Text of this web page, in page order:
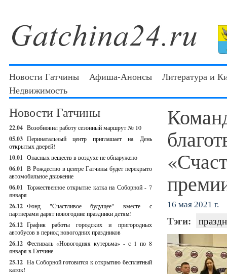
Новости Гатчины Афиша-Анонсы
Литература и
Недвижимость
Новости Гатчины
22.04 Возобновил работу сезонный маршрут № 10
05.03 Перинатальный центр приглашает на День
открытых дверей!
10.01 Опасных веществ в воздухе не обнаружено
06.01 В Рождество в центре Гатчины будет перекрыто
автомобильное движение
06.01 Торжественное открытие катка на Соборной - 7
января
26.12 Фонд "Счастливое будущее" вместе с
партнерами дарят новогодние праздники детям!
26.12 График работы городских и пригородных
автобусов в период новогодних праздников
26.12 Фестиваль «Новогодняя кутерьма» - с 1 по 8
января в Гатчине
25.12 На Соборной готовится к открытию бесплатный
каток!
16 мая 2021 г.
Тэги: